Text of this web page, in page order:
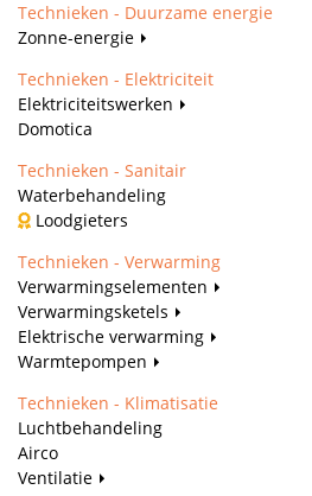
Technieken - Duurzame energie
Zonne-energie
Technieken - Elektriciteit
Elektriciteitswerken
Domotica
Technieken - Sanitair
Waterbehandeling
Loodgieters
Technieken - Verwarming
Verwarmingselementen
Verwarmingsketels
Elektrische verwarming
Warmtepompen
Technieken - Klimatisatie
Luchtbehandeling
Airco
Ventilatie